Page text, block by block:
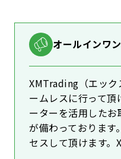
オールインワ
XMTrading（エッ
ームレスに行って
ーターを活用した
が備わっておりま
セスして頂けます。